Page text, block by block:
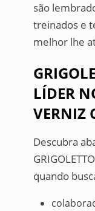
são
treinados e
melhor lhe
LÍDER
VERNIZ
Descubra
quando